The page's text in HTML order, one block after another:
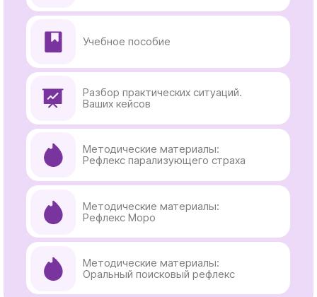
⠀⠀⠀⠀Задать вопрос
Образовательная